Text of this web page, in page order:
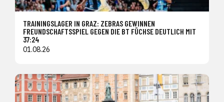
TRAININGSLAGER IN GRAZ: ZEBRAS GEWINNEN
FREUNDSCHAFTSSPIEL GEGEN DIE BT FÜCHSE DEUTLICH MIT
37:24
01.08.26